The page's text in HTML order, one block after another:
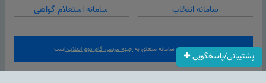
پشتیبانی/پاسخگویی
سامانه انتخاب
سامانه استعلام گواهی
کلیه حقوق این سامانه متعلق به جبهه مردمی گام دوم انقلاباست